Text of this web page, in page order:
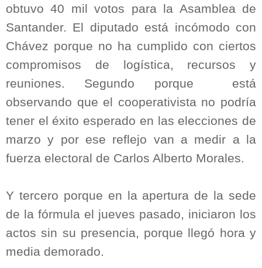
obtuvo 40 mil votos para la Asamblea de
Santander. El diputado está incómodo con
Chávez porque no ha cumplido con ciertos
compromisos de logística, recursos y
reuniones. Segundo porque está
observando que el cooperativista no podría
tener el éxito esperado en las elecciones de
marzo y por ese reflejo van a medir a la
fuerza electoral de Carlos Alberto Morales.
Y tercero porque en la apertura de la sede
de la fórmula el jueves pasado, iniciaron los
actos sin su presencia, porque llegó hora y
media demorado.